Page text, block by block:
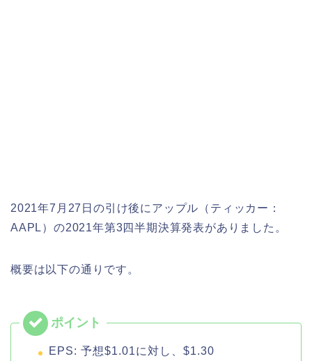
2021年7月27日の引け後にアップル（ティッカー：
AAPL）の2021年第3四半期決算発表がありました。
概要は以下の通りです。
EPS: 予想$1.01に対し、$1.30